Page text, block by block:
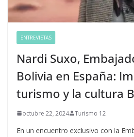
ENTREVISTAS
Nardi Suxo,
Bolivia en España:
turismo y la cultura
octubre 22, 2024 Turismo 12
En un encuentro exclusivo con la